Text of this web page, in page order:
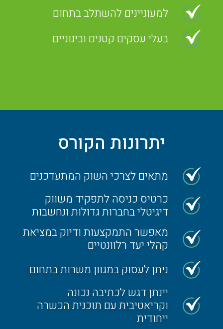
למעוניינים להשתלב בתחום
בעלי עסקים קטנים ובינוניים
יתרונות הקורס
מתאים לצרכי השוק המתעדכנים
כרטיס כניסה לתפקיד משווק
דיגיטלי בחברות גדולות ונחשבות
מאפשר התמקצעות ודיוק במציאת
קהלי יעד רלוונטיים
ניתן לעסוק במגוון משרות בתחום
יינתן דגש לכתיבה נכונה
וקריאטיבית עם תוכנית הכשרה
ייחודית